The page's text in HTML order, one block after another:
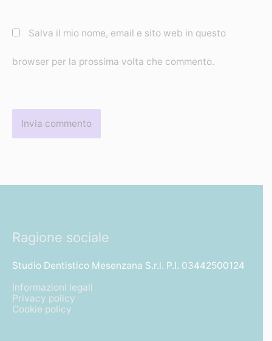
Salva il mio nome, email e sito web in questo
browser per la prossima volta che commento.
Ragione sociale
Studio Dentistico Mesenzana S.r.l. P.I. 03442500124
Informazioni legali
Privacy policy
Cookie policy